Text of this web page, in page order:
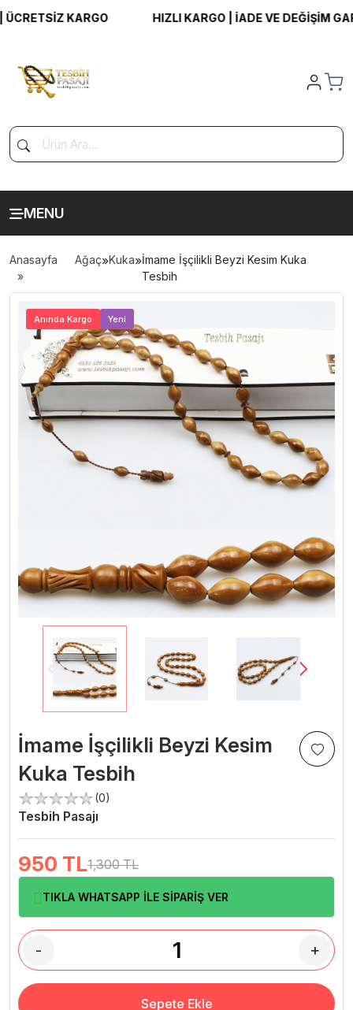
KARGO HIZLI KARGO | İADE VE DEĞİŞİM
MENU
Anasayfa Ağaç»Kuka»İmame İşçilikli Beyzi Kesim Kuka
Tesbih
Anında Kargo Yeni
İmame İşçilikli Beyzi Kesim
Kuka Tesbih
(0)
Tesbih Pasajı
950 TL1,300 TL
TIKLA WHATSAPP İLE SİPARİŞ VER
- +
Sepete Ekle